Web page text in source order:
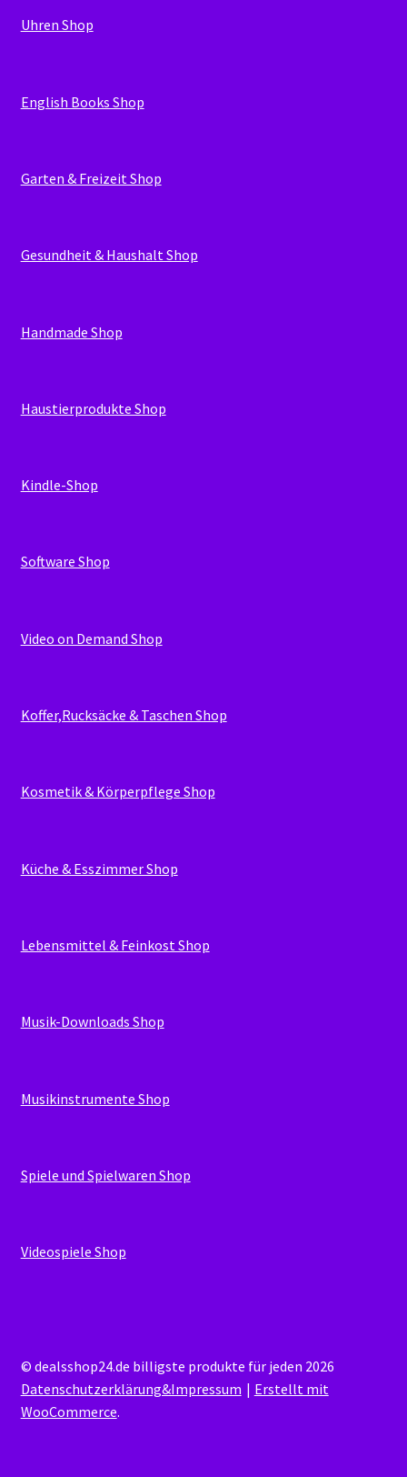
Uhren Shop
English Books Shop
Garten & Freizeit Shop
Gesundheit & Haushalt Shop
Handmade Shop
Haustierprodukte Shop
Kindle-Shop
Software Shop
Video on Demand Shop
Koffer,Rucksäcke & Taschen Shop
Kosmetik & Körperpflege Shop
Küche & Esszimmer Shop
Lebensmittel & Feinkost Shop
Musik-Downloads Shop
Musikinstrumente Shop
Spiele und Spielwaren Shop
Videospiele Shop
© dealsshop24.de billigste produkte für jeden 2026
Datenschutzerklärung&Impressum
Erstellt mit
WooCommerce.